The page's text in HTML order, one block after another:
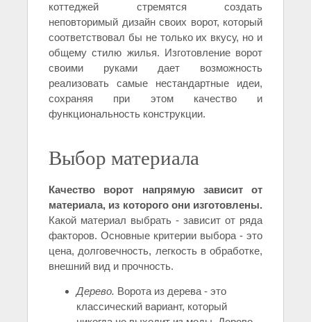
коттеджей стремятся создать
неповторимый дизайн своих ворот, который
соответствовал бы не только их вкусу, но и
общему стилю жилья. Изготовление ворот
своими руками дает возможность
реализовать самые нестандартные идеи,
сохраняя при этом качество и
функциональность конструкции.
Выбор материала
Качество ворот напрямую зависит от
материала, из которого они изготовлены.
Какой материал выбрать - зависит от ряда
факторов. Основные критерии выбора - это
цена, долговечность, легкость в обработке,
внешний вид и прочность.
Дерево. Ворота из дерева - это
классический вариант, который